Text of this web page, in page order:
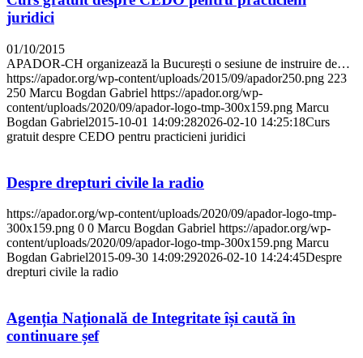
juridici
01/10/2015
APADOR-CH organizează la București o sesiune de instruire de…
https://apador.org/wp-content/uploads/2015/09/apador250.png 223
250 Marcu Bogdan Gabriel https://apador.org/wp-
content/uploads/2020/09/apador-logo-tmp-300x159.png Marcu
Bogdan Gabriel2015-10-01 14:09:282026-02-10 14:25:18Curs
gratuit despre CEDO pentru practicieni juridici
Despre drepturi civile la radio
https://apador.org/wp-content/uploads/2020/09/apador-logo-tmp-
300x159.png 0 0 Marcu Bogdan Gabriel https://apador.org/wp-
content/uploads/2020/09/apador-logo-tmp-300x159.png Marcu
Bogdan Gabriel2015-09-30 14:09:292026-02-10 14:24:45Despre
drepturi civile la radio
Agenția Națională de Integritate își caută în
continuare șef